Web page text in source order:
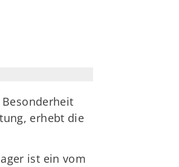
erhebt die
ist ein vom